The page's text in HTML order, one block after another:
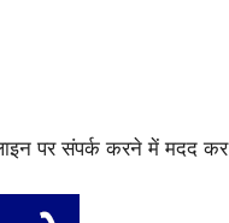
पर संपर्क करने में मदद कर